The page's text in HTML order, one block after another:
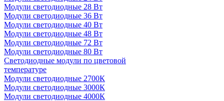
Модули светодиодные 28 Вт
Модули светодиодные 36 Вт
Модули светодиодные 40 Вт
Модули светодиодные 48 Вт
Модули светодиодные 72 Вт
Модули светодиодные 80 Вт
Светодиодные модули по цветовой
температуре
Модули светодиодные 2700К
Модули светодиодные 3000К
Модули светодиодные 4000К